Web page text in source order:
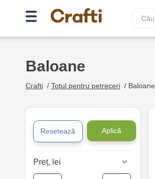
Baloane
Crafti / Totul pentru petreceri / Baloane
Resetează Aplică
Preț, lei